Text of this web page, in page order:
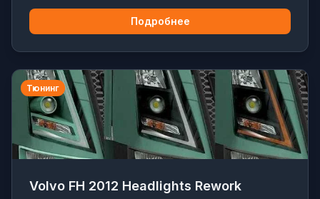
Подробнее
Тюнинг
Volvo FH 2012 Headlights Rework